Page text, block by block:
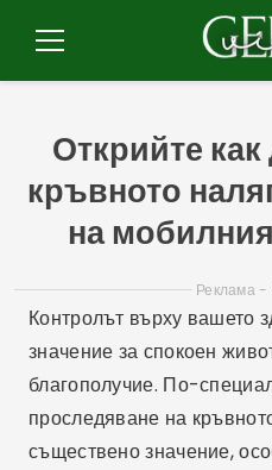
Меню
Открийте
кръвното
на
Реклама
Контролът върху вашето
значение за спокоен
благополучие. По-
проследяване на
съществено значение,